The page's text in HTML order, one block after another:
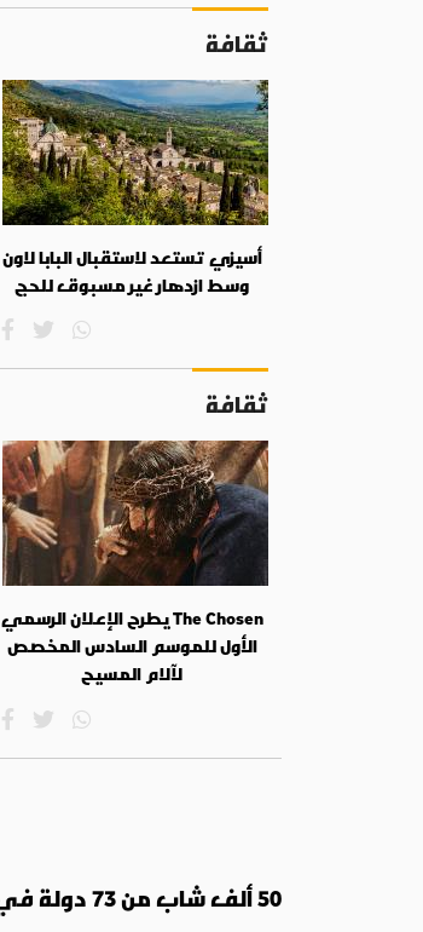
ثقافة
أسيزي تستعد لاستقبال البابا لاون
وسط ازدهار غير مسبوق للحج
ثقافة
The Chosen يطرح الإعلان الرسمي
الأول للموسم السادس المخصص
لآلام المسيح
50 ألف شاب من 73 دولة في ميديوغوريه: العودة إلى الينبوع